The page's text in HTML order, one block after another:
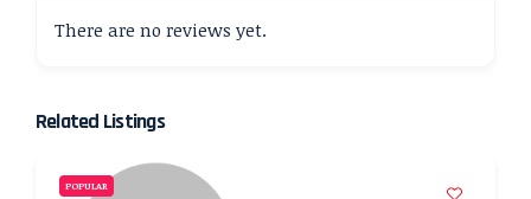
There are no reviews yet.
Related Listings
POPULAR